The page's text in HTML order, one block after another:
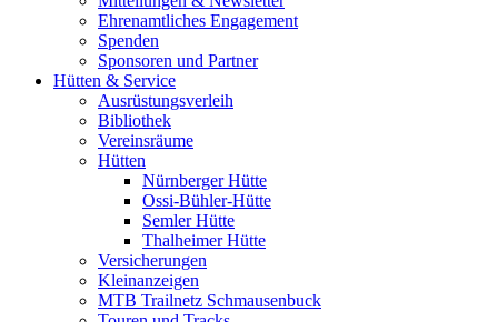
Ehrenamtliches Engagement
Spenden
Sponsoren und Partner
Hütten & Service
Ausrüstungsverleih
Bibliothek
Vereinsräume
Hütten
Nürnberger Hütte
Ossi-Bühler-Hütte
Semler Hütte
Thalheimer Hütte
Versicherungen
Kleinanzeigen
MTB Trailnetz Schmausenbuck